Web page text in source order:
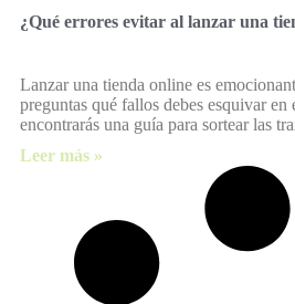
¿Qué errores evitar al lanzar una
Lanzar una tienda online es
preguntas qué fallos debes esquivar en
encontrarás una guía para sortear las
Leer más »